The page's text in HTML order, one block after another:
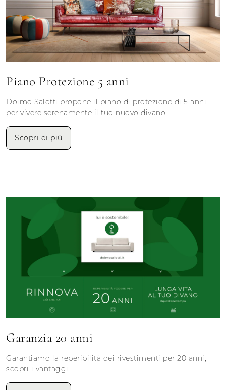
Piano Protezione 5 anni
Doimo Salotti propone il piano di protezione di 5 anni
per vivere serenamente il tuo nuovo divano.
Scopri di più
Garanzia 20 anni
Garantiamo la reperibilità dei rivestimenti per 20 anni,
scopri i vantaggi.